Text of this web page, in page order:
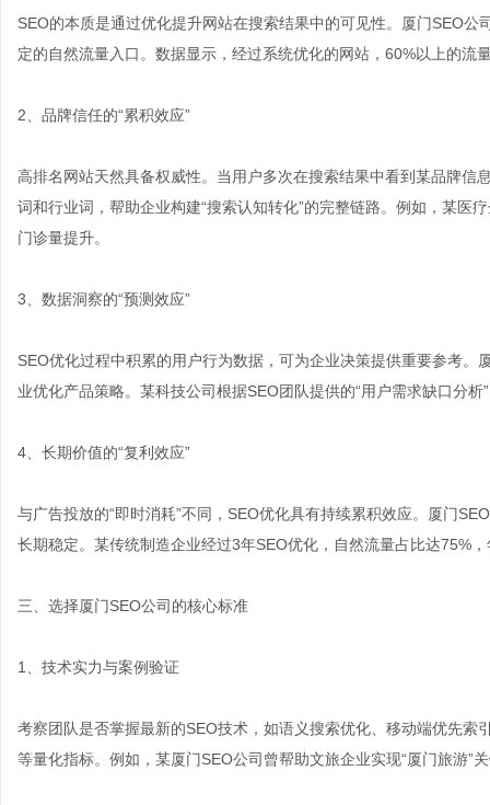
SEO的本质是通过优化提升网站在搜索结果中的可见性。厦门SEO
定的自然流量入口。数据显示，经过系统优化的网站，60%以上的流
2、品牌信任的“累积效应”
高排名网站天然具备权威性。当用户多次在搜索结果中看到某品牌信
词和行业词，帮助企业构建“搜索认知转化”的完整链路。例如，某医
门诊量提升。
3、数据洞察的“预测效应”
SEO优化过程中积累的用户行为数据，可为企业决策提供重要参考
业优化产品策略。某科技公司根据SEO团队提供的“用户需求缺口分
4、长期价值的“复利效应”
与广告投放的“即时消耗”不同，SEO优化具有持续累积效应。厦门
长期稳定。某传统制造企业经过3年SEO优化，自然流量占比达75%
三、选择厦门SEO公司的核心标准
1、技术实力与案例验证
考察团队是否掌握最新的SEO技术，如语义搜索优化、移动端优先
等量化指标。例如，某厦门SEO公司曾帮助文旅企业实现“厦门旅游”